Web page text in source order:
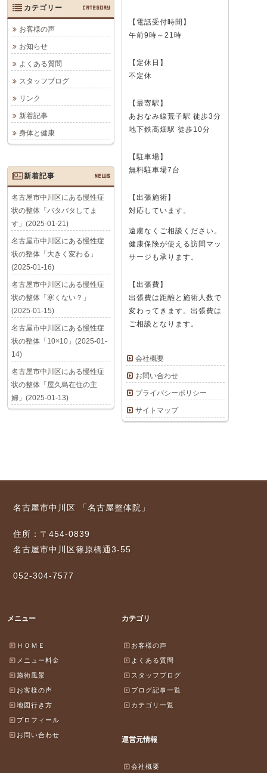
【電話受付時間】
午前9時～21時
【定休日】
不定休
【最寄駅】
あおなみ線荒子駅 徒歩3分
地下鉄高畑駅 徒歩10分
【駐車場】
無料駐車場7台
【出張施術】
対応しています。
遠慮なくご相談ください。
健康保険が使える訪問マッ
サージも承ります。
【出張費】
出張費は距離と施術人数で
変わってきます。出張費は
ご相談となります。
会社概要
お問い合わせ
プライバシーポリシー
サイトマップ
カテゴリー CATEGORY
お客様の声
お知らせ
よくある質問
スタッフブログ
リンク
新着記事
身体と健康
新着記事 NEWS
名古屋市中川区にある慢性症
状の整体「バタバタしてま
す」(2025-01-21)
名古屋市中川区にある慢性症
状の整体「大きく変わる」
(2025-01-16)
名古屋市中川区にある慢性症
状の整体「寒くない？」
(2025-01-15)
名古屋市中川区にある慢性症
状の整体「10×10」(2025-01-
14)
名古屋市中川区にある慢性症
状の整体「屋久島在住の主
婦」(2025-01-13)
名古屋市中川区 「名古屋整体院」
住所：〒454-0839
名古屋市中川区篠原橋通3-55
052-304-7577
メニュー
ＨＯＭＥ
メニュー料金
施術風景
お客様の声
地図行き方
プロフィール
お問い合わせ
カテゴリ
お客様の声
よくある質問
スタッフブログ
ブログ記事一覧
カテゴリ一覧
運営元情報
会社概要